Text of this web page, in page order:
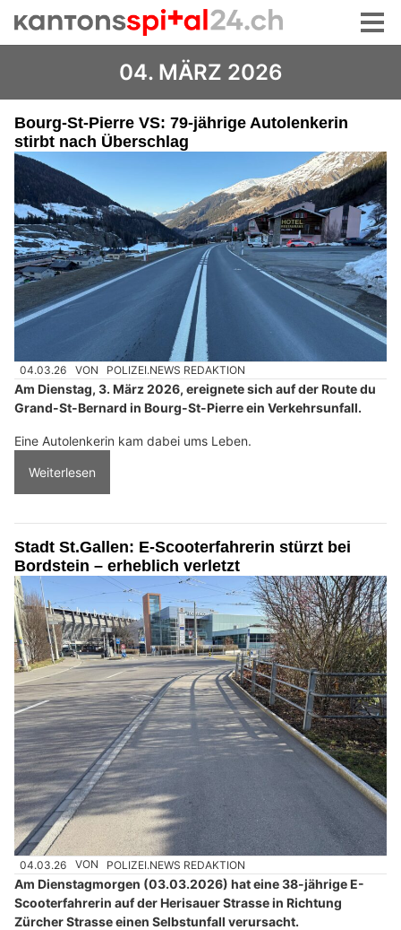
04. MÄRZ 2026
Bourg-St-Pierre VS: 79-jährige Autolenkerin
stirbt nach Überschlag
04.03.26 VON POLIZEI.NEWS REDAKTION
Am Dienstag, 3. März 2026, ereignete sich auf der Route du
Grand-St-Bernard in Bourg-St-Pierre ein Verkehrsunfall.
Eine Autolenkerin kam dabei ums Leben.
Weiterlesen
Stadt St.Gallen: E-Scooterfahrerin stürzt bei
Bordstein – erheblich verletzt
04.03.26 VON POLIZEI.NEWS REDAKTION
Am Dienstagmorgen (03.03.2026) hat eine 38-jährige E-
Scooterfahrerin auf der Herisauer Strasse in Richtung
Zürcher Strasse einen Selbstunfall verursacht.